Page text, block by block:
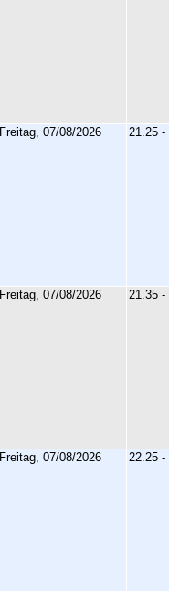
Freitag, 07/08/2026 21.25 -
Freitag, 07/08/2026 21.35 -
Freitag, 07/08/2026 22.25 -